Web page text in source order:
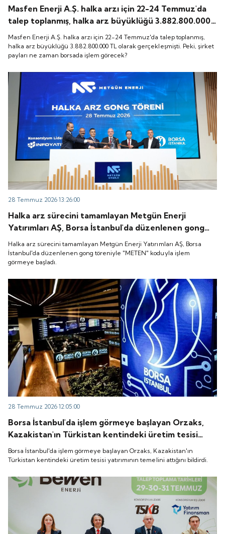
Masfen Enerji A.Ş. halka arzı için 22-24 Temmuz'da
talep toplanmış, halka arz büyüklüğü 3.882.800.000
TL olarak gerçekleşmişti. Peki, şirket payları ne
zaman borsada işlem görecek?
Masfen Enerji A.Ş. halka arzı için 22-24 Temmuz'da talep toplanmış,
halka arz büyüklüğü 3.882.800.000 TL olarak gerçekleşmişti. Peki, şirket
payları ne zaman borsada işlem görecek?
28 Temmuz 2026 13:26:00
Halka arz sürecini tamamlayan Metgün Enerji
Yatırımları AŞ, Borsa İstanbul'da düzenlenen gong
töreniyle "METEN" koduyla işlem görmeye başladı.
Halka arz sürecini tamamlayan Metgün Enerji Yatırımları AŞ, Borsa
İstanbul'da düzenlenen gong töreniyle "METEN" koduyla işlem
görmeye başladı.
28 Temmuz 2026 12:05:00
Borsa İstanbul'da işlem görmeye başlayan Orzaks,
Kazakistan'ın Türkistan kentindeki üretim tesisi
yatırımının temelini attığını bildirdi.
Borsa İstanbul'da işlem görmeye başlayan Orzaks, Kazakistan'ın
Türkistan kentindeki üretim tesisi yatırımının temelini attığını bildirdi.